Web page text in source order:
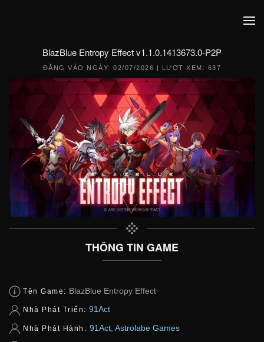
BlazBlue Entropy Effect v1.1.0.1413673.0-P2P
ĐĂNG VÀO NGÀY:02/07/2026 | LƯỢT XEM: 637
THÔNG TIN GAME
Tên Game: BlazBlue Entropy Effect
Nhà Phát Triển: 91Act
Nhà Phát Hành: 91Act, Astrolabe Games